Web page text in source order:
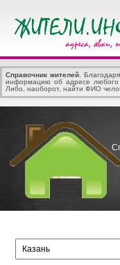
Справочник жителей .
информацию об адресе любого
Либо, наоборот, найти ФИО